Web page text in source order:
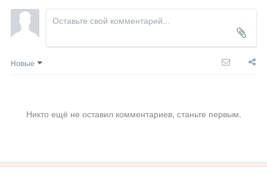
Новые
Никто ещё не оставил комментариев, станьте первым.